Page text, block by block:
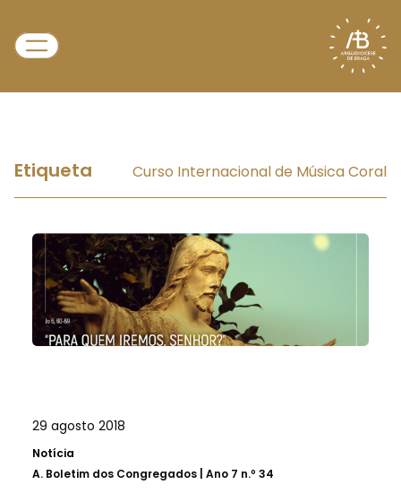
Etiqueta Curso Internacional de Música Coral
29 agosto 2018
Notícia
A. Boletim dos Congregados | Ano 7 n.º 34